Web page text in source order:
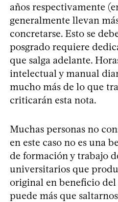
años respectivamente
generalmente llevan
concretarse. Esto se
posgrado requiere
que salga adelante.
intelectual y manual
mucho más de lo que
criticarán esta nota.
Muchas personas no
en este caso no es una
de formación y trabajo
universitarios que
original en beneficio del
puede más que